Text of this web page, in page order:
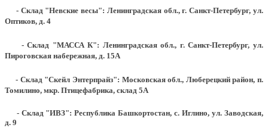
- Склад "Невские весы": Ленинградская обл., г. Санкт-Петербург, ул.
Оптиков, д. 4
- Склад "МАССА К": Ленинградская обл., г. Санкт-Петербург, ул.
Пироговская набережная, д. 15А
- Склад "Скейл Энтерпрайз": Московская обл., Люберецкий район, п.
Томилино, мкр. Птицефабрика, склад 5А
- Склад "ИВЗ": Республика Башкортостан, с. Иглино, ул. Заводская,
д. 9